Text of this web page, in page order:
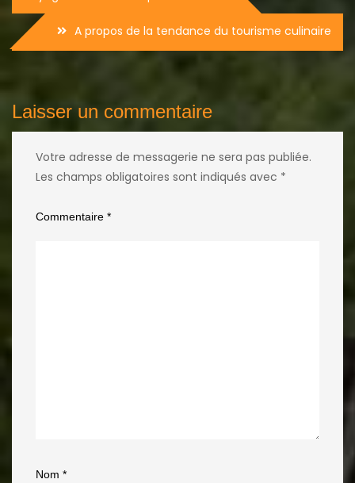
de
l’article A propos de la tendance du tourisme culinaire
Laisser un commentaire
Votre adresse de messagerie ne sera pas publiée.
Les champs obligatoires sont indiqués avec *
Commentaire *
Nom *